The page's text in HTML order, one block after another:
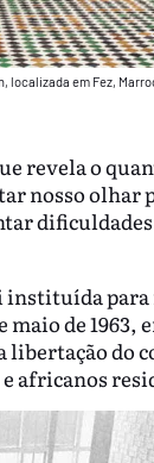
localizada em Fez,
revela o
nosso olhar
instituída
de 1963,
libertação do
africanos